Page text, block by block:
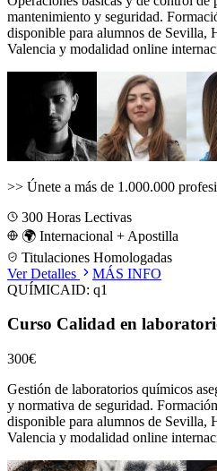
mantenimiento y seguridad.
disponible para alumnos de Sevilla,
Valencia y modalidad online
>> Únete a más de 1.000.000
300 Horas Lectivas
🌍 Internacional + Apostilla
Titulaciones Homologadas
Ver Detalles
MÁS INFO
QUÍMICAID: q1
Curso Calidad en
300€
Gestión de laboratorios químicos
y normativa de seguridad.
disponible para alumnos de Sevilla,
Valencia y modalidad online